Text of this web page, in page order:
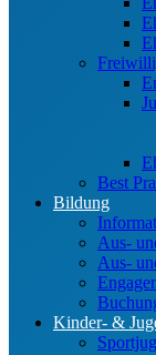
Best
Bildung
Aus-
Aus-
Kinder- &